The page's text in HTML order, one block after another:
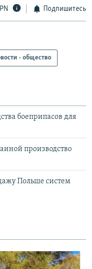
Подпишитесь
- общество
боеприпасов для
производство
Польше систем